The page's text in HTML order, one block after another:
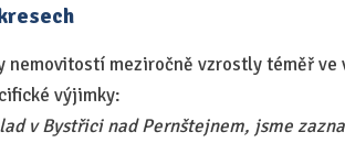
nemovitostí meziročně vzrostly téměř ve
výjimky:
v Bystřici nad Pernštejnem, jsme